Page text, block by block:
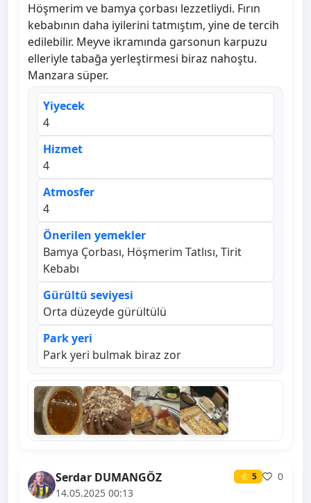
Höşmerim ve bamya çorbası lezzetliydi. Fırın
kebabının daha iyilerini tatmıştım, yine de tercih
edilebilir. Meyve ikramında garsonun karpuzu
elleriyle tabağa yerleştirmesi biraz nahoştu.
Manzara süper.
Yiyecek
4
Hizmet
4
Atmosfer
4
Önerilen yemekler
Bamya Çorbası, Höşmerim Tatlısı, Tirit
Kebabı
Gürültü seviyesi
Orta düzeyde gürültülü
Park yeri
Park yeri bulmak biraz zor
Serdar DUMANGÖZ ⭐ 5
0
14.05.2025 00:13